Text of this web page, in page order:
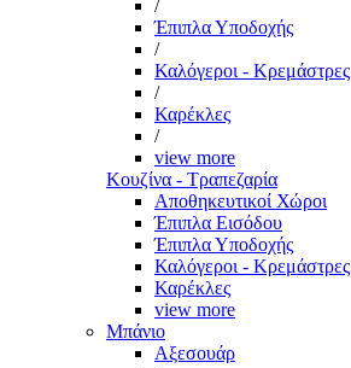
/
Έπιπλα Υποδοχής
/
Καλόγεροι - Κρεμάστρες
/
Καρέκλες
/
view more
Κουζίνα - Τραπεζαρία
Αποθηκευτικοί Χώροι
Έπιπλα Εισόδου
Έπιπλα Υποδοχής
Καλόγεροι - Κρεμάστρες
Καρέκλες
view more
Μπάνιο
Αξεσουάρ